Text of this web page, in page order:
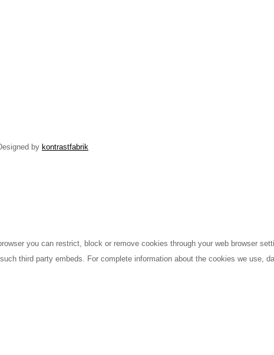
by kontrastfabrik
you can restrict, block or remove cookies through your web browser
third party embeds. For complete information about the cookies we use,